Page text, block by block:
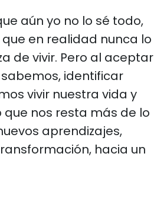
aún yo no lo sé todo,
en realidad nunca lo
de vivir. Pero al aceptar
identificar
vivir nuestra vida y
nos resta más de lo
aprendizajes,
hacia un